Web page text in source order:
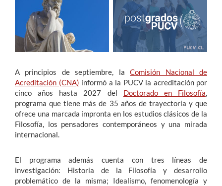
A principios de septiembre, la
Comisión Nacional de
Acreditación (CNA) informó a la PUCV la acreditación por
cinco años hasta 2027 del
Doctorado en Filosofía,
programa que tiene más de 35 años de trayectoria y que
ofrece una marcada impronta en los estudios clásicos de la
Filosofía, los pensadores contemporáneos y una mirada
internacional.
El programa además cuenta con tres líneas de
investigación: Historia de la Filosofía y desarrollo
problemático de la misma; Idealismo, fenomenología y